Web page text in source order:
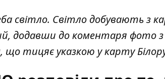
світло. Світло добувають з
додавши до коментаря фото
тицяє указкою у карту